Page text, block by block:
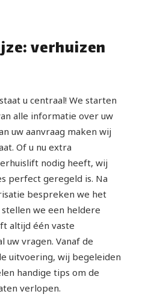
een getal; ze
500+ unieke, stressvrije
Verhuisteam U laat niet
uw huis. Daarom werkt
met onervaren
dagloners. U krijgt een
van op elkaar
verhuizers over
zijn (in bezit van
en behandelen uw
die het verdient. Dit
veiliger en
verhuizen
u centraal! We starten
alle informatie over uw
uw aanvraag maken wij
Of u nu extra
nodig heeft, wij
perfect geregeld is. Na
bespreken we het
we een heldere
altijd één vaste
uw vragen. Vanaf de
uitvoering, wij begeleiden
handige tips om de
verlopen.